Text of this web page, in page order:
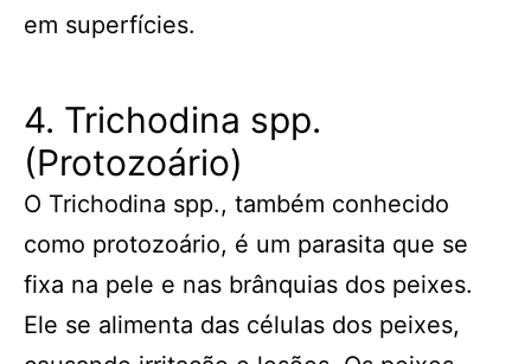
em superfícies.
4. Trichodina spp.
(Protozoário)
O Trichodina spp., também conhecido
como protozoário, é um parasita que se
fixa na pele e nas brânquias dos peixes.
Ele se alimenta das células dos peixes,